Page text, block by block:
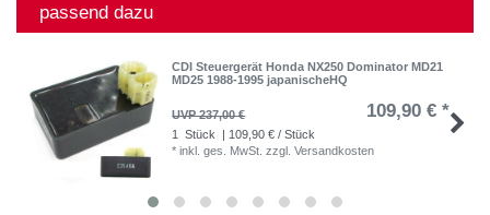
passend dazu
CDI Steuergerät Honda NX250 Dominator MD21
MD25 1988-1995 japanischeHQ
UVP 237,00 € 109,90 € *
1 Stück
| 109,90 € / Stück
*inkl. ges. MwSt. zzgl.Versandkosten